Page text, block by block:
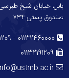
صندوق پستی ۷۳۴
01132460000
-
01132191209